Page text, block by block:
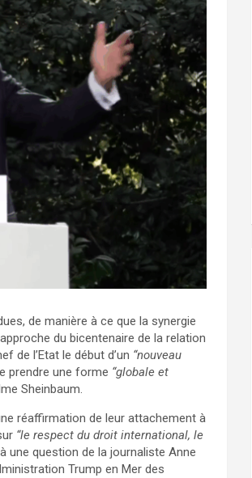
de manière à ce que la synergie
du bicentenaire de la relation
de l’Etat le début d’un “nouveau
prendre une forme “globale et
Sheinbaum.
réaffirmation de leur attachement à
“le respect du droit international, le
une question de la journaliste Anne
Trump en Mer des